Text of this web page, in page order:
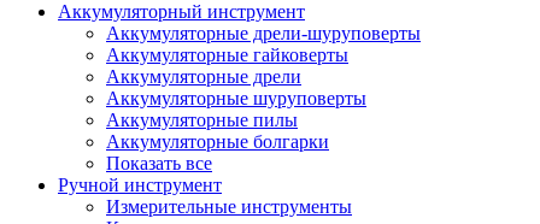
Аккумуляторный инструмент
Аккумуляторные дрели-шуруповерты
Аккумуляторные гайковерты
Аккумуляторные дрели
Аккумуляторные шуруповерты
Аккумуляторные пилы
Аккумуляторные болгарки
Показать все
Ручной инструмент
Измерительные инструменты